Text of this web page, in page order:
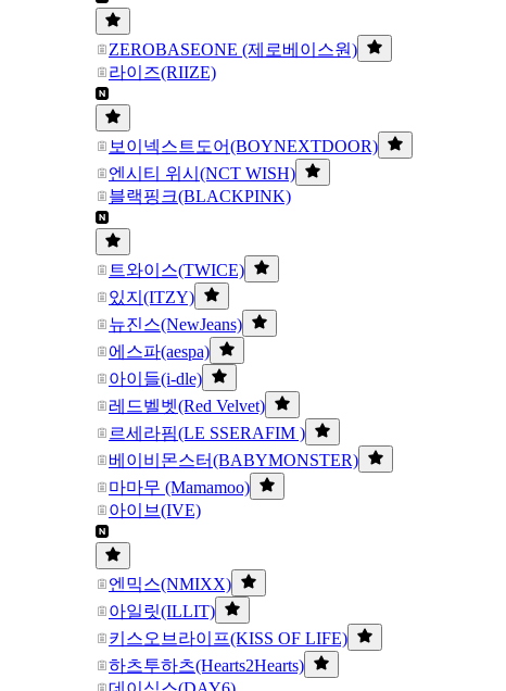
ZEROBASEONE (제로베이스원)
라이즈(RIIZE)
보이넥스트도어(BOYNEXTDOOR)
엔시티 위시(NCT WISH)
블랙핑크(BLACKPINK)
트와이스(TWICE)
있지(ITZY)
뉴진스(NewJeans)
에스파(aespa)
아이들(i-dle)
레드벨벳(Red Velvet)
르세라핌(LE SSERAFIM )
베이비몬스터(BABYMONSTER)
마마무 (Mamamoo)
아이브(IVE)
엔믹스(NMIXX)
아일릿(ILLIT)
키스오브라이프(KISS OF LIFE)
하츠투하츠(Hearts2Hearts)